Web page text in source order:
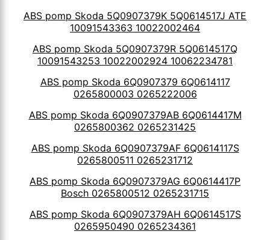
ABS pomp Skoda 5Q0907379K 5Q0614517J ATE
10091543363 10022002464
ABS pomp Skoda 5Q0907379R 5Q0614517Q
10091543253 10022002924 10062234781
ABS pomp Skoda 6Q0907379 6Q0614117
0265800003 0265222006
ABS pomp Skoda 6Q0907379AB 6Q0614417M
0265800362 0265231425
ABS pomp Skoda 6Q0907379AF 6Q0614117S
0265800511 0265231712
ABS pomp Skoda 6Q0907379AG 6Q0614417P
Bosch 0265800512 0265231715
ABS pomp Skoda 6Q0907379AH 6Q0614517S
0265950490 0265234361